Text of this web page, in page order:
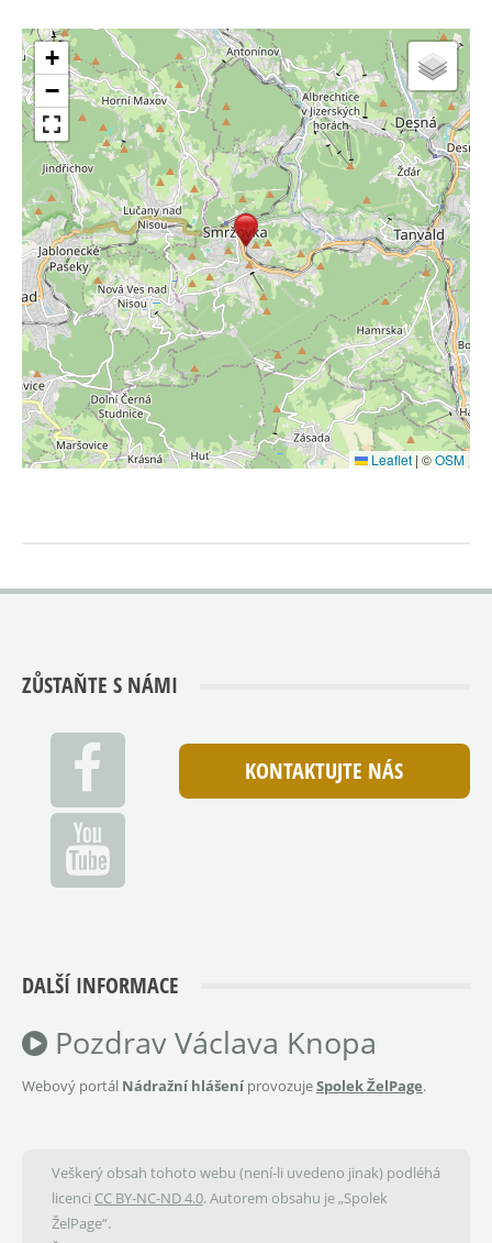
+
−
Leaflet | ©OSM
ZŮSTAŇTE S NÁMI
KONTAKTUJTE NÁS
DALŠÍ INFORMACE
Pozdrav Václava Knopa
Webový portál Nádražní hlášeníprovozujeSpolek ŽelPage.
Veškerý obsah tohoto webu (není-li uvedeno jinak) podléhá
licenci CC BY-NC-ND 4.0. Autorem obsahu je „Spolek
ŽelPage“.